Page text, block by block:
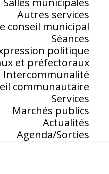
Salles municipales
Autres services
conseil municipal
Séances
politique
et préfectoraux
Intercommunalité
communautaire
Services
Marchés publics
Actualités
Agenda/Sorties